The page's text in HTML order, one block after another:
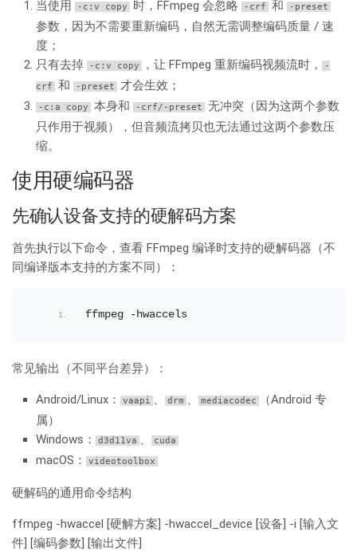
当使用 -c:v copy 时，FFmpeg 会忽略 -crf 和 -preset
参数，因为不需要重新编码，自然无需调整编码质量 / 速
度；
只有去掉
-c:v copy ，让 FFmpeg 重新编码视频流时，
-
crf
和 -preset 才会生效；
-c:a copy 本身和 -crf/-preset
无冲突（因为这两个参数
只作用于视频），但音频流拷贝也无法通过这两个参数压
缩。
使用硬编码器
先确认设备支持的硬解码方案
首先执行以下命令，查看 FFmpeg 编译时支持的硬解码器（不
同编译版本支持的方案不同）：
ffmpeg -hwaccels
常见输出（不同平台差异）：
Android/Linux： vaapi 、 drm 、 mediacodec
（Android 专
属）
Windows：
d3d11va 、 cuda
macOS： videotoolbox
硬解码的通用命令结构
ffmpeg -hwaccel [硬解方案] -hwaccel_device [设备] -i [输入文
件] [编码参数] [输出文件]